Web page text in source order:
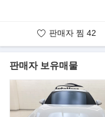
▶본 차량상태..
- 1인소유
- 짧은 실주행
- 전국 최저가
- 완벽한 풀옵션
- 2채널 블랙박스
- 뒷좌석 6:4 폴딩시트
판매자 찜 42
판매자 보유매물